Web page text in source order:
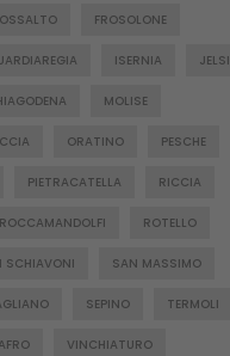
FROSOLONE
ISERNIA JELSI
MOLISE
ORATINO PESCHE
PIETRACATELLA RICCIA
ROCCAMANDOLFI ROTELLO
SCHIAVONI SAN MASSIMO
SEPINO TERMOLI
VINCHIATURO